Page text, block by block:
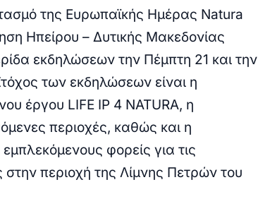
της Ευρωπαϊκής Ημέρας Natura
Ηπείρου – Δυτικής Μακεδονίας
εκδηλώσεων την Πέμπτη 21 και την
των εκδηλώσεων είναι η
έργου LIFE IP 4 NATURA, η
περιοχές, καθώς και η
φορείς για τις
στην περιοχή της Λίμνης Πετρών του